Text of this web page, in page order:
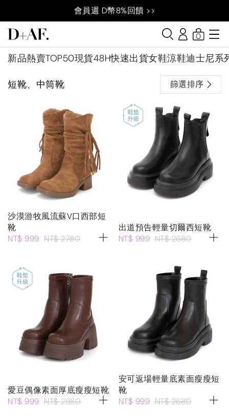
會員週 D幣8%回饋 >>
新品熱賣TOP50現貨48H快速出貨女鞋涼鞋迪士尼系
0
短靴、中筒靴 篩選排序
沙漠游牧風流蘇V口西部短
靴
NT$ 999 NT$ 2780
出道預告輕量切爾西短靴
NT$ 999 NT$ 2680
愛豆偶像素面厚底瘦瘦短靴
NT$ 999 NT$ 2980
安可返場輕量底素面瘦瘦短
靴
NT$ 999 NT$ 2680